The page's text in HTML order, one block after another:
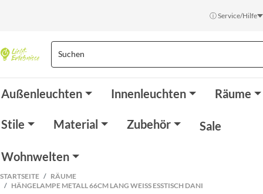
ⓘ Service/Hilfe
Außenleuchten Innenleuchten Räume
Stile Material Zubehör Sale
Wohnwelten
STARTSEITE
RÄUME
HÄNGELAMPE METALL 66CM LANG WEISS ESSTISCH DANI